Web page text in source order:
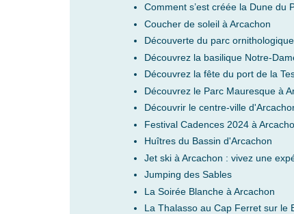
Comment s’est créée la Dune du
Coucher de soleil à Arcachon
Découverte du parc
Découvrez la basilique Notre-
Découvrez la fête du port de la
Découvrez le Parc Mauresque à
Découvrir le centre-ville
Festival Cadences 2024 à
Huîtres du Bassin d'Arcachon
Jet ski à Arcachon : vivez une
Jumping des Sables
La Soirée Blanche à Arcachon
La Thalasso au Cap Ferret sur le